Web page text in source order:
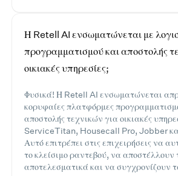
Η Retell AI ενσωματώνεται με
προγραμματισμού και αποστολής
οικιακές υπηρεσίες;
Φυσικά! Η Retell AI ενσωματώνεται
κορυφαίες πλατφόρμες
αποστολής τεχνικών για οικιακές
ServiceTitan, Housecall Pro, Jobber
Αυτό επιτρέπει στις επιχειρήσεις να
το κλείσιμο ραντεβού, να αποστέλλουν
αποτελεσματικά και να συγχρονίζουν